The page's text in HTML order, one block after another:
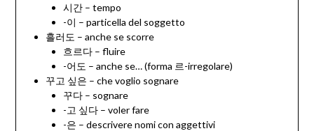
시간 – tempo
-이 – particella del soggetto
흘러도 – anche se scorre
흐르다 – fluire
-어도 – anche se… (forma 르-irregolare)
꾸고 싶은 – che voglio sognare
꾸다 – sognare
-고 싶다 – voler fare
-은 – descrivere nomi con aggettivi